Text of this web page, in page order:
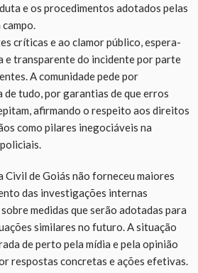
e os procedimentos adotados pelas
críticas e ao clamor público, espera-
e transparente do incidente por parte
A comunidade pede por
de tudo, por garantias de que erros
afirmando o respeito aos direitos
como pilares inegociáveis na
Civil de Goiás não forneceu maiores
das investigações internas
medidas que serão adotadas para
similares no futuro. A situação
de perto pela mídia e pela opinião
respostas concretas e ações efetivas.